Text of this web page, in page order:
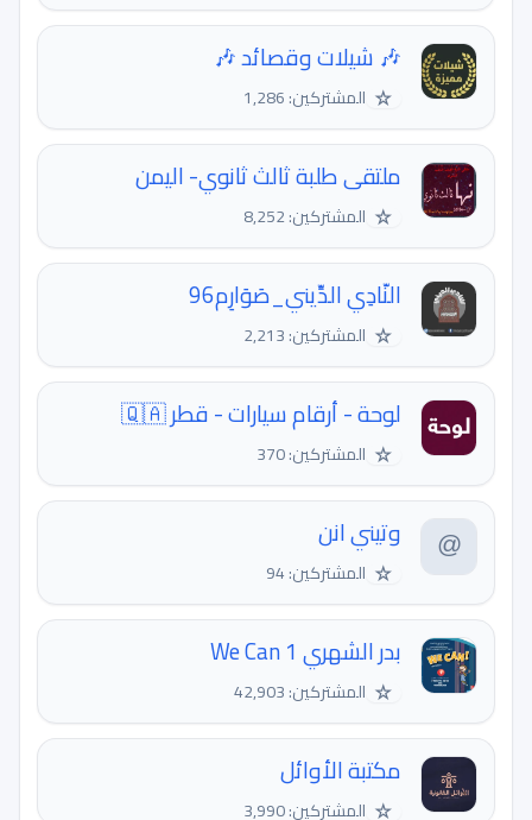
🎶 شيلات وقصائد 🎶
☆ المشتركين: 1,286
ملتقى طلبة ثالث ثانوي- اليمن
☆ المشتركين: 8,252
النّادِي الدِّيني_صَوَارِم96
☆ المشتركين: 2,213
لوحة - أرقام سيارات - قطر 🇶🇦
☆ المشتركين: 370
وتيني انن
☆ المشتركين: 94
بدر الشهري 1 We Can
☆ المشتركين: 42,903
مكتبة الأوائل
☆ المشتركين: 3,990